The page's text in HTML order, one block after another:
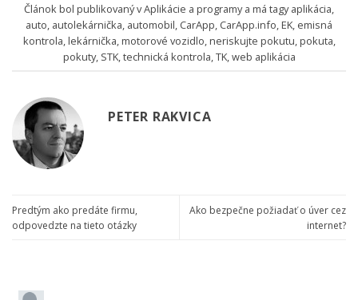
Článok bol publikovaný vAplikácie a programya má tagyaplikácia
auto autolekárnička automobil CarApp CarApp.info EK emisná
kontrola lekárnička motorové vozidlo neriskujte pokutu pokuta
pokuty, STK, technická kontrola TK, web aplikácia
PETER RAKVICA
Predtým ako predáte firmu,
odpovedzte na tieto otázky
Ako bezpečne požiadať o úver cez
internet?